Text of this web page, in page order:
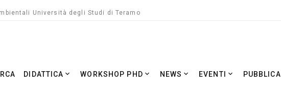
Università degli Studi di Teramo
DIDATTICA WORKSHOP PHD NEWS EVENTI